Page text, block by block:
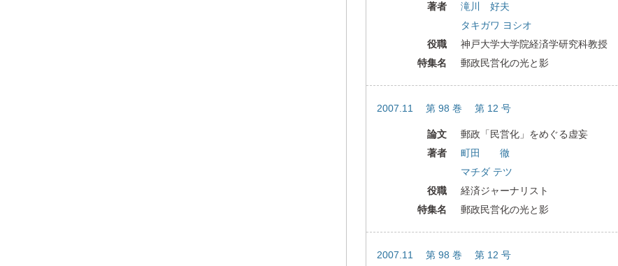
著者
滝川 好夫
タキガワ ヨシオ
役職
神戸大学大学院経済学研究科教授
特集名
郵政民営化の光と影
2007.11 第 98 巻 第 12 号
論文
郵政「民営化」をめぐる虚妄
著者
町田 徹
マチダ テツ
役職
経済ジャーナリスト
特集名
郵政民営化の光と影
2007.11 第 98 巻 第 12 号